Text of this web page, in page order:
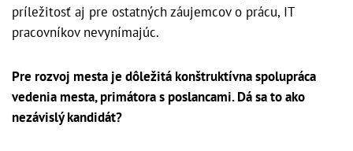
príležitosť aj pre ostatných záujemcov o prácu, IT
pracovníkov nevynímajúc.
Pre rozvoj mesta je dôležitá konštruktívna spolupráca
vedenia mesta, primátora s poslancami. Dá sa to ako
nezávislý kandidát?